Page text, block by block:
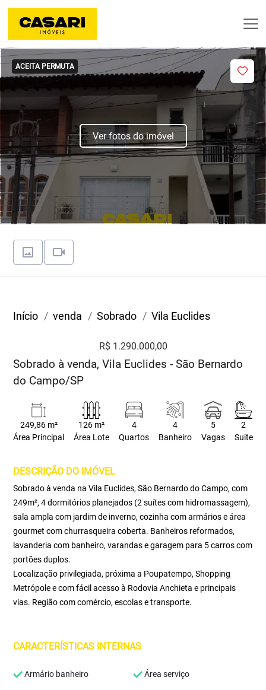
ACEITA PERMUTA
Ver fotos do imóvel
Início venda Sobrado Vila Euclides
R$ 1.290.000,00
Sobrado à venda, Vila Euclides - São Bernardo
do Campo/SP
249,86 m²
Área Principal
126 m²
Área Lote
4
Quartos
4
Banheiro
5
Vagas
2
Suite
DESCRIÇÃO DO IMÓVEL
Sobrado à venda na Vila Euclides, São Bernardo do Campo, com
249m², 4 dormitórios planejados (2 suítes com hidromassagem),
sala ampla com jardim de inverno, cozinha com armários e área
gourmet com churrasqueira coberta. Banheiros reformados,
lavanderia com banheiro, varandas e garagem para 5 carros com
portões duplos.
Localização privilegiada, próxima a Poupatempo, Shopping
Metrópole e com fácil acesso à Rodovia Anchieta e principais
vias. Região com comércio, escolas e transporte.
CARACTERÍSTICAS INTERNAS
Armário banheiro Área serviço